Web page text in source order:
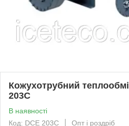
Кожухотрубний
203C
В наявності
Код: DCE 203C
Опт і роздріб